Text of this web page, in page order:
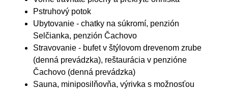
Pstruhový potok
Ubytovanie - chatky na súkromí, penzión
Selčianka, penzión Čachovo
Stravovanie - bufet v štýlovom drevenom zrube
(denná prevádzka), reštaurácia v penzióne
Čachovo (denná prevádzka)
Sauna, miniposilňovňa, výrivka s možnosťou